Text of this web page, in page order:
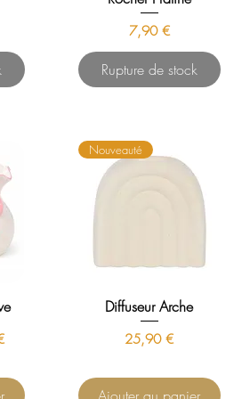
Prix
7,90 €
Rupture de stock
Nouveauté
Diffuseur Arche
Prix
25,90 €